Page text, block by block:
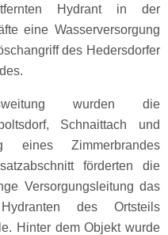
Hydrant in der
eine Wasserversorgung
des Hedersdorfer
wurden die
Schnaittach und
Zimmerbrandes
förderten die
Versorgungsleitung das
des Ortsteils
Hinter dem Objekt wurde